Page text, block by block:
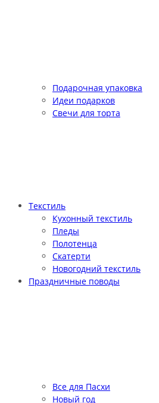
Подарочная упаковка
Идеи подарков
Свечи для торта
Текстиль
Кухонный текстиль
Пледы
Полотенца
Скатерти
Новогодний текстиль
Праздничные поводы
Все для Пасхи
Новый год